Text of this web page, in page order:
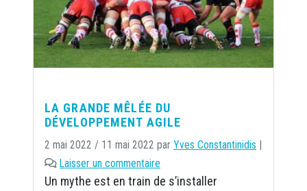
LA GRANDE MÊLÉE DU
DÉVELOPPEMENT AGILE
2 mai 2022 / 11 mai 2022 par Yves Constantinidis |
Laisser un commentaire
Un mythe est en train de s’installer